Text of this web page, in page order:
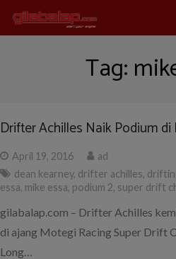
About Us
Tag:
Drifter Achilles Naik Podium di
April 19, 2016
ad
dean kearney, drifter achilles,
essa, mike essa, podium 2, super drift
gilabalap.com – Drifter Achilles
di ajang Motegi Racing Super Drift
Long…